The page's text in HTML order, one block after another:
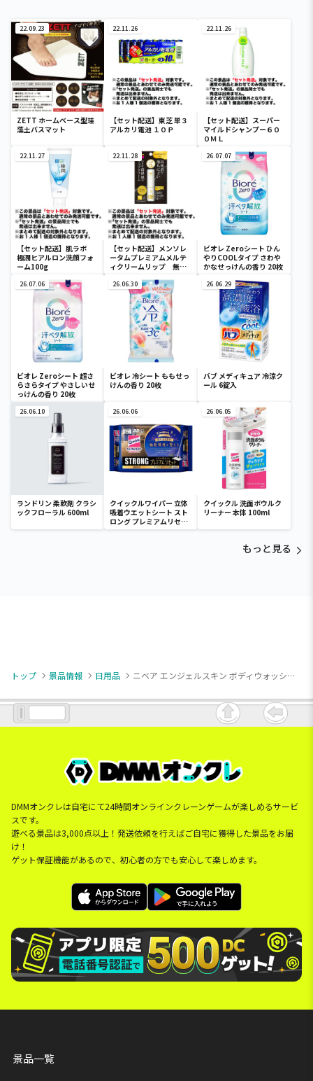
22.09.23
ZETT ホームベース型珪
藻土バスマット
22.11.26
【セット配送】東芝 単３
アルカリ電池 １０Ｐ
22.11.26
【セット配送】スーパー
マイルドシャンプー６０
０ＭＬ
22.11.27
【セット配送】肌ラボ
極潤ヒアルロン洗顔フォ
ーム100g
22.11.28
【セット配送】メンソレ
ータムプレミアムメルテ
ィクリームリップ 無香
26.07.07
ビオレ Zeroシート ひん
やりCOOLタイプ さわや
かなせっけんの香り 20枚
26.07.06
ビオレ Zeroシート 超さ
らさらタイプ やさしいせ
っけんの香り 20枚
26.06.30
ビオレ 冷シート ももせっ
けんの香り 20枚
26.06.29
バブ メディキュア 冷涼ク
ール 6錠入
26.06.10
ランドリン 柔軟剤 クラシ
ックフローラル 600ml
26.06.06
クイックルワイパー 立体
吸着ウエットシート スト
ロング プレミアムリセッ
ト 24枚入
26.06.05
クイックル 洗面ボウルク
リーナー 本体 100ml
もっと見る
トップ 景品情報 日用品 ニベア エンジェルスキン ボディウォッシュ サボン＆ブーケの香り ポンプ
DMMオンクレは自宅にて24時間オンラインクレーンゲームが楽しめるサービ
スです。
遊べる景品は3,000点以上！発送依頼を行えばご自宅に獲得した景品をお届
け！
ゲット保証機能があるので、初心者の方でも安心して楽しめます。
景品一覧